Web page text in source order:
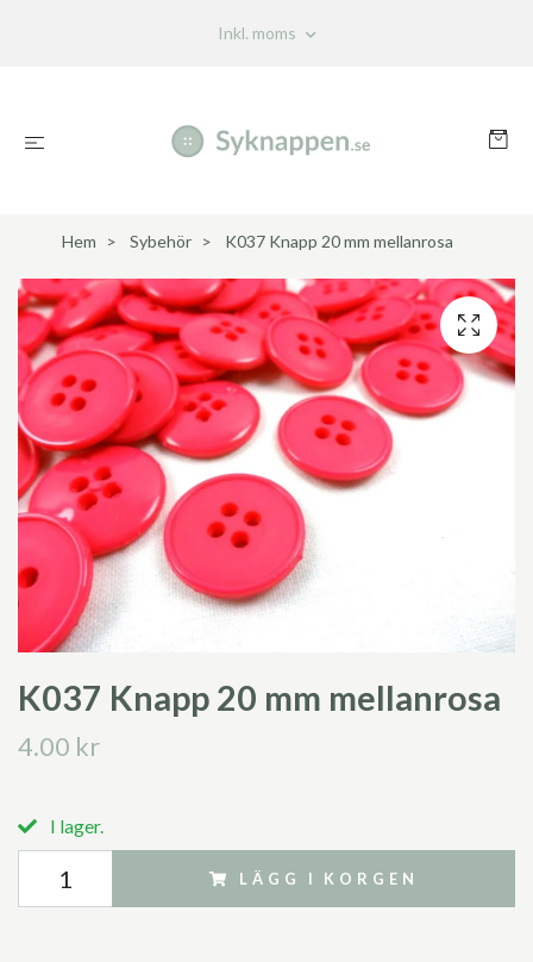
Inkl. moms
Hem Sybehör K037 Knapp 20 mm mellanrosa
K037 Knapp 20 mm mellanrosa
4.00 kr
I lager.
LÄGG I KORGEN